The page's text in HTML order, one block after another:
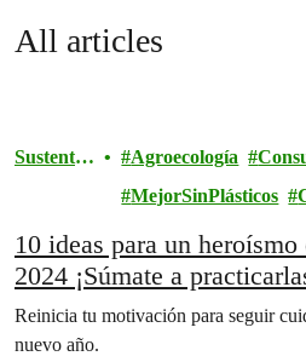
All articles
Sustenta
Agroecología
MejorSinPlásticos
10 ideas para un
2024 ¡Súmate a
Reinicia tu motivación para seguir
nuevo año.